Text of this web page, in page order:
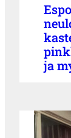
ja